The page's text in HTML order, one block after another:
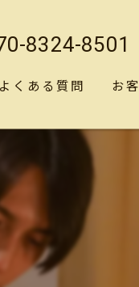
8324-8501
よくある質問 お